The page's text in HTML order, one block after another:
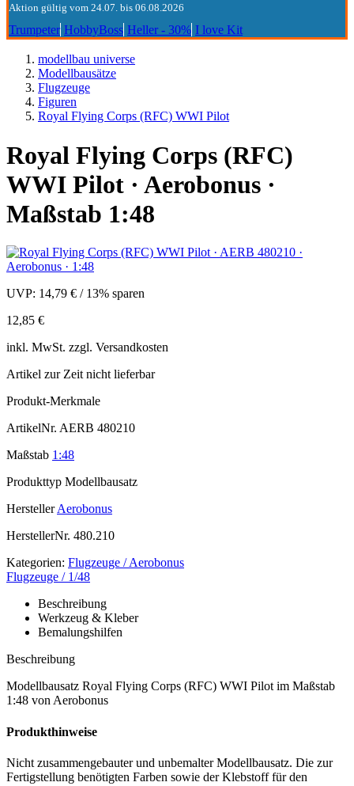
Aktion gültig vom 24.07. bis 06.08.2026
Trumpeter HobbyBoss Heller - 30% I love Kit
modellbau universe
Modellbausätze
Flugzeuge
Figuren
Royal Flying Corps (RFC) WWI Pilot
Royal Flying Corps (RFC)
WWI Pilot · Aerobonus ·
Maßstab 1:48
UVP: 14,79 € / 13% sparen
12,85 €
inkl. MwSt. zzgl. Versandkosten
Artikel zur Zeit nicht lieferbar
Produkt-Merkmale
ArtikelNr. AERB 480210
Maßstab 1:48
Produkttyp Modellbausatz
Hersteller Aerobonus
HerstellerNr. 480.210
Kategorien: Flugzeuge / Aerobonus
Flugzeuge / 1/48
Beschreibung
Werkzeug & Kleber
Bemalungshilfen
Beschreibung
Modellbausatz Royal Flying Corps (RFC) WWI Pilot im Maßstab
1:48 von Aerobonus
Produkthinweise
Nicht zusammengebauter und unbemalter Modellbausatz. Die zur
Fertigstellung benötigten Farben sowie der Klebstoff für den